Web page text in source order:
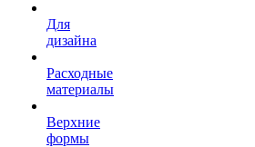
Для
дизайна
Расходные
материалы
Верхние
формы